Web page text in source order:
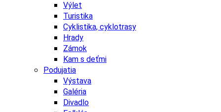
Výlet
Turistika
Cyklistika, cyklotrasy
Hrady
Zámok
Kam s deťmi
Podujatia
Výstava
Galéria
Divadlo